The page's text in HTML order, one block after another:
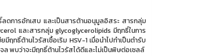
การอักเสบ และเป็นสารต้านอนุมูลอิสระ สารกลุ่ม
และสารกลุ่ม glycoglycerolipids มีฤทธิ์ในการ
ธิ์ต้านไวรัสเชื้อเริม HSV-1 เมื่อนำไปทำเป็นตำรับ
พบว่าจะมีฤทธิ์ต้านไวรัสได้ดีและไม่เป็นพิษต่อเซลล์